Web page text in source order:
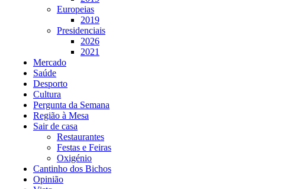
Europeias
2019
Presidenciais
2026
2021
Mercado
Saúde
Desporto
Cultura
Pergunta da Semana
Região à Mesa
Sair de casa
Restaurantes
Festas e Feiras
Oxigénio
Cantinho dos Bichos
Opinião